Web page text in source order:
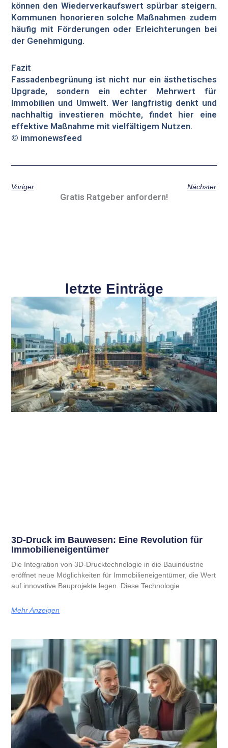
können den Wiederverkaufswert spürbar steigern.
Kommunen honorieren solche Maßnahmen zudem
häufig mit Förderungen oder Erleichterungen bei
der Genehmigung.
Fazit
Fassadenbegrünung ist nicht nur ein ästhetisches
Upgrade, sondern ein echter Mehrwert für
Immobilien und Umwelt. Wer langfristig denkt und
nachhaltig investieren möchte, findet hier eine
effektive Maßnahme mit vielfältigem Nutzen.
© immonewsfeed
Voriger Nächster
Gratis Ratgeber anfordern!
letzte Einträge
3D-Druck im Bauwesen: Eine Revolution für
Immobilieneigentümer
Die Integration von 3D-Drucktechnologie in die Bauindustrie
eröffnet neue Möglichkeiten für Immobilieneigentümer, die Wert
auf innovative Bauprojekte legen. Diese Technologie
Mehr Anzeigen